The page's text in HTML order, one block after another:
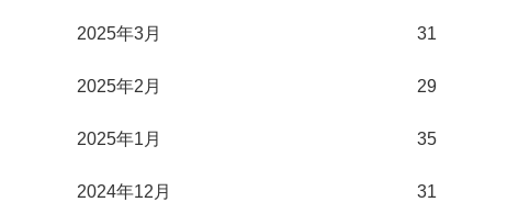
2025年3月 31
2025年2月 29
2025年1月 35
2024年12月 31